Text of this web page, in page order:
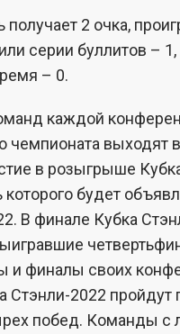
получает 2 очка,
серии буллитов –
– 0.
каждой
чемпионата выходят
в розыгрыше
которого будет
В финале Кубка
и финалы своих
Стэнли-2022 пройдут
побед. Команды с